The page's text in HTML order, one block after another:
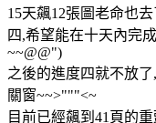
15天飆12張圖老命也
四,希望能在十天內完
~~@@")
之後的進度四就不放
關窗~~>"""<~
目前已經飆到41頁的